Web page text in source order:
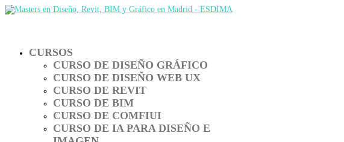
CURSOS
CURSO DE DISEÑO GRÁFICO
CURSO DE DISEÑO WEB UX
CURSO DE REVIT
CURSO DE BIM
CURSO DE COMFIUI
CURSO DE IA PARA DISEÑO E